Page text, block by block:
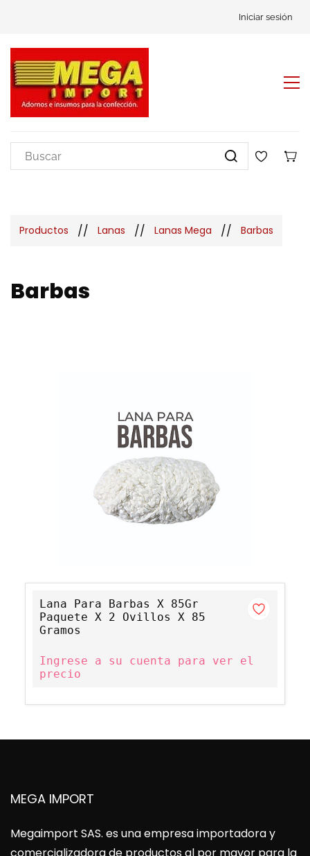
Iniciar sesión
Productos // Lanas // Lanas Mega // Barbas
Barbas
Lana Para Barbas X 85Gr
Paquete X 2 Ovillos X 85
Gramos
Ingrese a su cuenta para ver el
precio
MEGA IMPORT
Megaimport SAS. es una empresa importadora y